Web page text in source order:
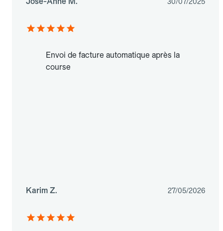
Envoi de facture automatique après la
course
Karim Z. 27/05/2026